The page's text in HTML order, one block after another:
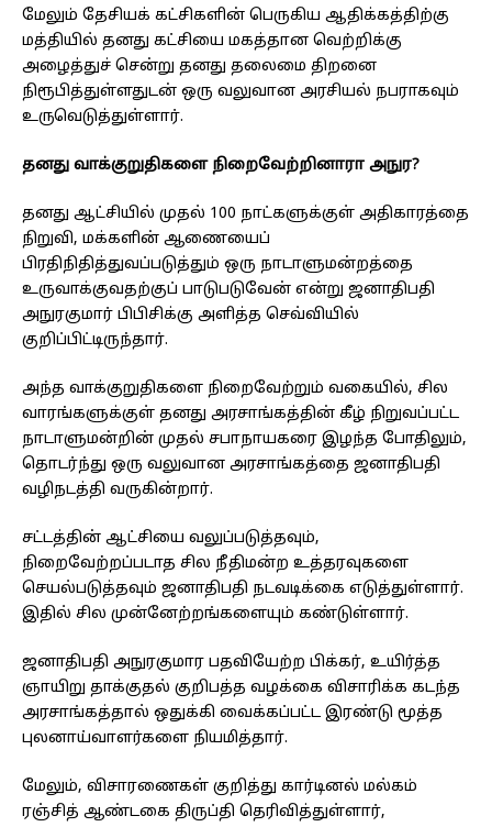
மேலும் தேசியக் கட்சிகளின் பெருகிய ஆதிக்கத்திற்கு
மத்தியில் தனது கட்சியை மகத்தான வெற்றிக்கு
அழைத்துச் சென்று தனது தலைமை திறனை
நிரூபித்துள்ளதுடன் ஒரு வலுவான அரசியல் நபராகவும்
உருவெடுத்துள்ளார்.
தனது வாக்குறுதிகளை நிறைவேற்றினாரா அநுர?
தனது ஆட்சியில் முதல் 100 நாட்களுக்குள் அதிகாரத்தை
நிறுவி, மக்களின் ஆணையைப்
பிரதிநிதித்துவப்படுத்தும் ஒரு நாடாளுமன்றத்தை
உருவாக்குவதற்குப் பாடுபடுவேன் என்று ஜனாதிபதி
அநுரகுமார் பிபிசிக்கு அளித்த செவ்வியில்
குறிப்பிட்டிருந்தார்.
அந்த வாக்குறுதிகளை நிறைவேற்றும் வகையில், சில
வாரங்களுக்குள் தனது அரசாங்கத்தின் கீழ் நிறுவப்பட்ட
நாடாளுமன்றின் முதல் சபாநாயகரை இழந்த போதிலும்,
தொடர்ந்து ஒரு வலுவான அரசாங்கத்தை ஜனாதிபதி
வழிநடத்தி வருகின்றார்.
சட்டத்தின் ஆட்சியை வலுப்படுத்தவும்,
நிறைவேற்றப்படாத சில நீதிமன்ற உத்தரவுகளை
செயல்படுத்தவும் ஜனாதிபதி நடவடிக்கை எடுத்துள்ளார்.
இதில் சில முன்னேற்றங்களையும் கண்டுள்ளார்.
ஜனாதிபதி அநுரகுமார பதவியேற்ற பிக்கர், உயிர்த்த
ஞாயிறு தாக்குதல் குறிபத்த வழக்கை விசாரிக்க கடந்த
அரசாங்கத்தால் ஒதுக்கி வைக்கப்பட்ட இரண்டு மூத்த
புலனாய்வாளர்களை நியமித்தார்.
மேலும், விசாரணைகள் குறித்து கார்டினல் மல்கம்
ரஞ்சித் ஆண்டகை திருப்தி தெரிவித்துள்ளார்,